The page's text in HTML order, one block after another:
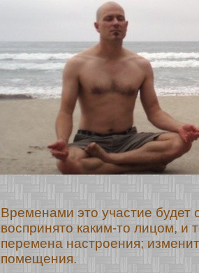
Временами это участие будет
воспринято каким-то лицом, и
перемена настроения;
помещения.